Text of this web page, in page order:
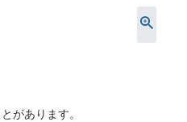
があります。